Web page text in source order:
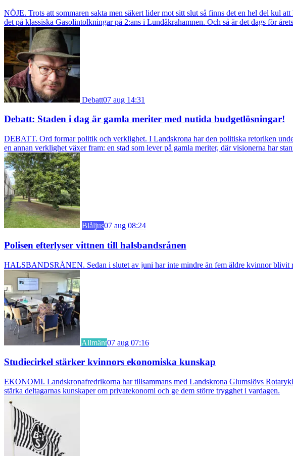
NÖJE. Trots att sommaren sakta men säkert lider mot sitt slut så finns det en hel del kul
det på klassiska Gasolintolkningar på 2:ans i Lundåkrahamnen. Och så är det dags för
Debatt07 aug 14:31
Debatt: Staden i dag är gamla meriter med nutida budgetlösningar!
DEBATT. Ord formar politik och verklighet. I Landskrona har den politiska retoriken
en annan verklighet växer fram: en stad som lever på gamla meriter, där visionerna har
Blåljus07 aug 08:24
Polisen efterlyser vittnen till halsbandsrånen
HALSBANDSRÅNEN. Sedan i slutet av juni har inte mindre än fem äldre kvinnor blivit
Allmänt07 aug 07:16
Studiecirkel stärker kvinnors ekonomiska kunskap
EKONOMI. Landskronafredrikorna har tillsammans med Landskrona Glumslövs
stärka deltagarnas kunskaper om privatekonomi och ge dem större trygghet i vardagen.